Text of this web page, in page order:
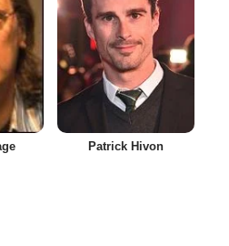
Patrick Hivon